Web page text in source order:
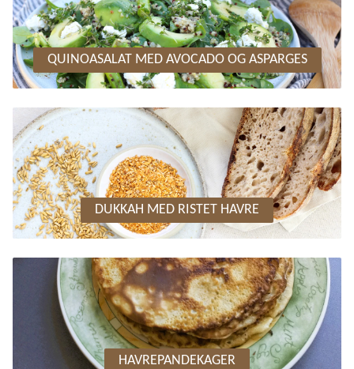
QUINOASALAT MED AVOCADO OG ASPARGES
DUKKAH MED RISTET HAVRE
HAVREPANDEKAGER